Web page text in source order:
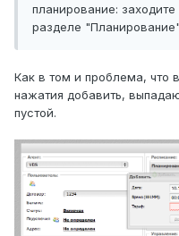
планирование:
разделе
Как в том и проблема, что
нажатия добавить,
пустой.